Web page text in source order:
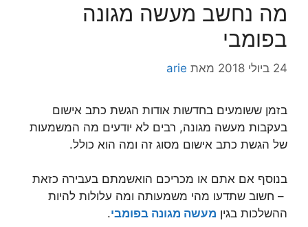
מה נחשב מעשה מגונה
בפומבי
24 ביולי 2018 מאת arie
בזמן ששומעים בחדשות אודות הגשת כתב אישום
בעקבות מעשה מגונה, רבים לא יודעים מה המשמעות
של הגשת כתב אישום מסוג זה ומה הוא כולל.
בנוסף אם אתם או מכריכם הואשמתם בעבירה כזאת
– חשוב שתדעו מהי משמעותה ומה עלולות להיות
ההשלכות בגין מעשה מגונה בפומבי.